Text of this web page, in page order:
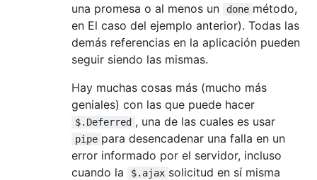
una promesa o al menos un
done método,
en El caso del ejemplo anterior). Todas las
demás referencias en la aplicación pueden
seguir siendo las mismas.
Hay muchas cosas más (mucho más
geniales) con las que puede hacer
$.Deferred , una de las cuales es usar
pipe para desencadenar una falla en un
error informado por el servidor, incluso
cuando la
$.ajax solicitud en sí misma